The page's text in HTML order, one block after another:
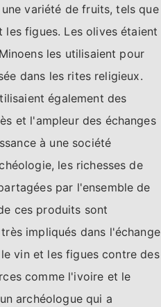
variété de fruits, tels que
les figues. Les olives étaient
les utilisaient pour
dans les rites religieux.
également des
et l'ampleur des échanges
à une société
les richesses de
par l'ensemble de
ces produits sont
impliqués dans l'échange
vin et les figues contre des
comme l'ivoire et le
archéologue qui a